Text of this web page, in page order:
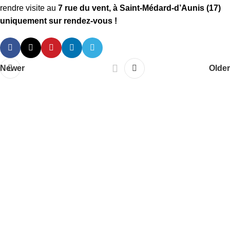
rendre visite au 7 rue du vent, à Saint-Médard-d’Aunis (17)
uniquement sur rendez-vous !
Newer Older